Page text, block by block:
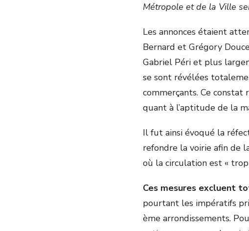
Métropole et de la Ville
Les annonces étaient
Bernard et Grégory
Gabriel Péri et plus
se sont révélées
commerçants. Ce
quant à l’aptitude de la
Il fut ainsi évoqué la
refondre la voirie afin de
où la circulation est «
Ces mesures excluent
pourtant les impératifs
ème arrondissements.